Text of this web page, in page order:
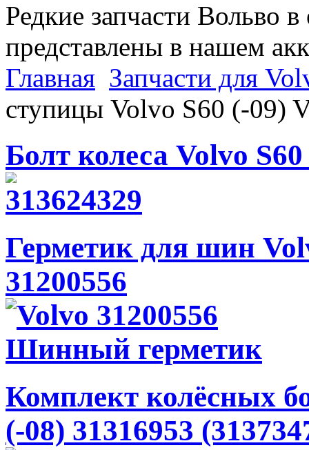
Редкие запчасти Вольво
представлены в нашем
Главная Запчасти для
ступицы Volvo S60 (-09)
Болт колеса Volvo
Герметик для шин
31200556
Комплект колёсных
(-08) 31316953